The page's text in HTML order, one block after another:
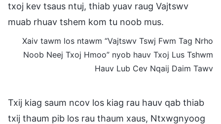
txoj kev tsaus ntuj, thiab yuav raug Vajtswv
muab rhuav tshem kom tu noob mus.
Xaiv tawm los ntawm “Vajtswv Tswj Fwm Tag Nrho
Noob Neej Txoj Hmoo” nyob hauv Txoj Lus Tshwm
Hauv Lub Cev Nqaij Daim Tawv
Txij kiag saum ncov los kiag rau hauv qab thiab
txij thaum pib los rau thaum xaus, Ntxwgnyoog